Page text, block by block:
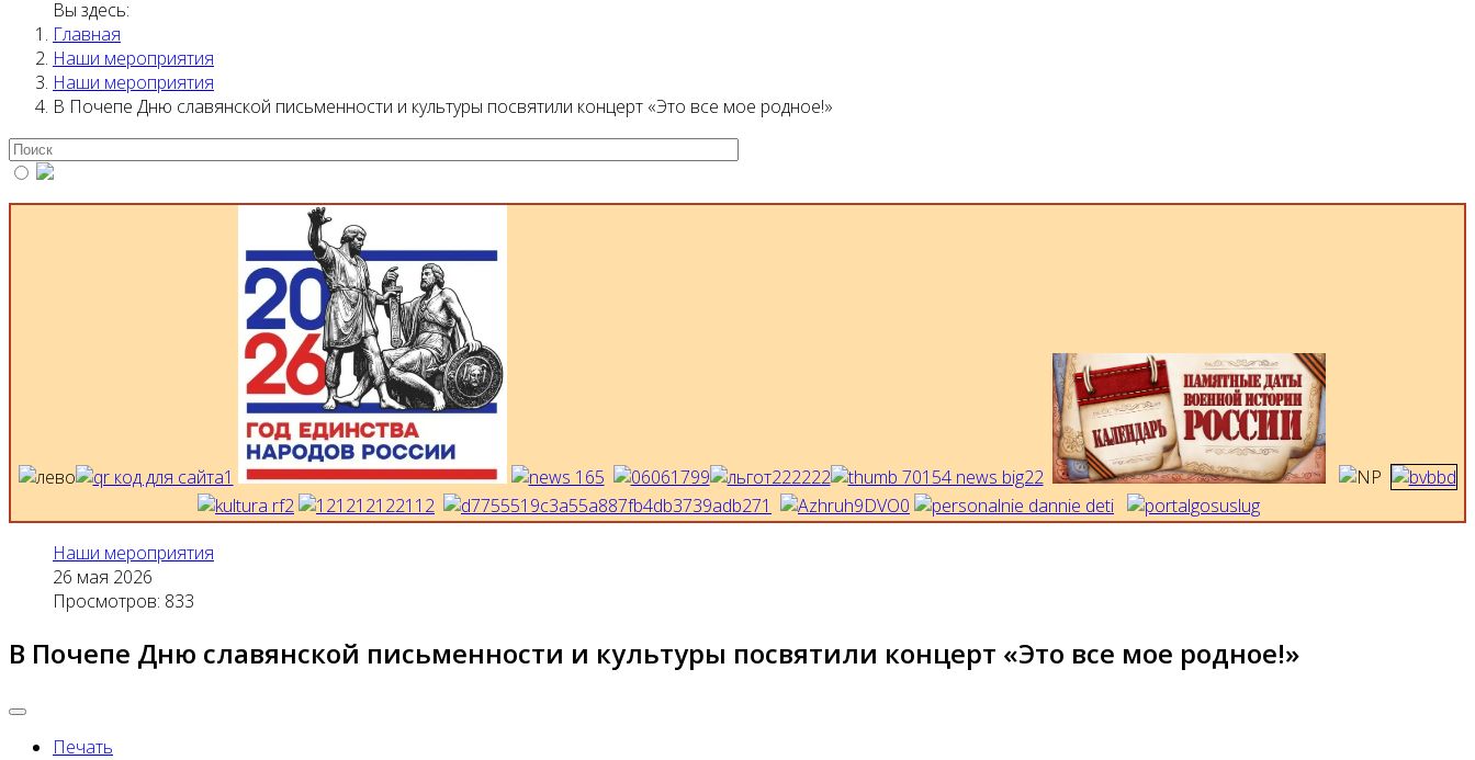
Вы здесь:
Главная
Наши мероприятия
Наши мероприятия
В Почепе Дню славянской письменности и культуры посвятили концерт «Это все мое родное!»
Наши мероприятия
26 мая 2026
Просмотров: 833
В Почепе Дню славянской письменности и культуры посвятили концерт «Это все мое родное!»
Печать